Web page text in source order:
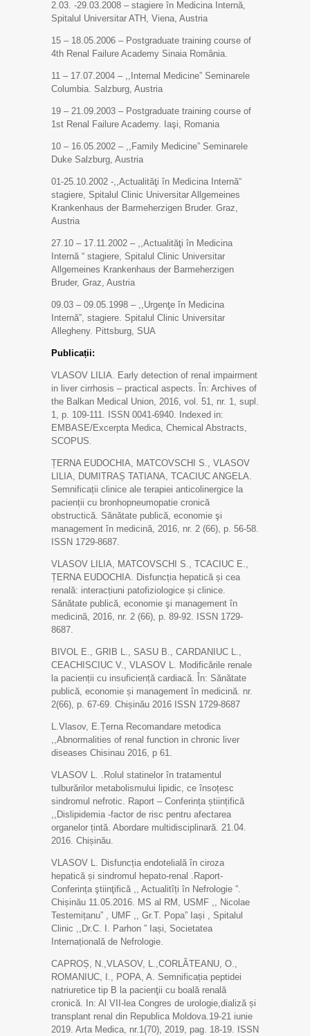
2.03. -29.03.2008 – stagiere în Medicina Internă,
Spitalul Universitar ATH, Viena, Austria
15 – 18.05.2006 – Postgraduate training course of
4th Renal Failure Academy Sinaia România.
11 – 17.07.2004 – ,,Internal Medicine” Seminarele
Columbia. Salzburg, Austria
19 – 21.09.2003 – Postgraduate training course of
1st Renal Failure Academy. Iaşi, Romania
10 – 16.05.2002 – ,,Family Medicine” Seminarele
Duke Salzburg, Austria
01-25.10.2002 -,,Actualităţi în Medicina Internă“
stagiere, Spitalul Clinic Universitar Allgemeines
Krankenhaus der Barmeherzigen Bruder. Graz,
Austria
27.10 – 17.11.2002 – ,,Actualităţi în Medicina
Internă “ stagiere, Spitalul Clinic Universitar
Allgemeines Krankenhaus der Barmeherzigen
Bruder, Graz, Austria
09.03 – 09.05.1998 – ,,Urgenţe în Medicina
Internă”, stagiere. Spitalul Clinic Universitar
Allegheny. Pittsburg, SUA
Publicații:
VLASOV LILIA. Early detection of renal impairment
in liver cirrhosis – practical aspects. În: Archives of
the Balkan Medical Union, 2016, vol. 51, nr. 1, supl.
1, p. 109-111. ISSN 0041-6940. Indexed in:
EMBASE/Excerpta Medica, Chemical Abstracts,
SCOPUS.
ȚERNA EUDOCHIA, MATCOVSCHI S., VLASOV
LILIA, DUMITRAȘ TATIANA, TCACIUC ANGELA.
Semnificații clinice ale terapiei anticolinergice la
pacienții cu bronhopneumopatie cronică
obstructică. Sănătate publică, economie şi
management în medicină, 2016, nr. 2 (66), p. 56-58.
ISSN 1729-8687.
VLASOV LILIA, MATCOVSCHI S., TCACIUC E.,
ȚERNA EUDOCHIA. Disfuncția hepatică și cea
renală: interacțiuni patofiziologice și clinice.
Sănătate publică, economie şi management în
medicină, 2016, nr. 2 (66), p. 89-92. ISSN 1729-
8687.
BIVOL E., GRIB L., SASU B., CARDANIUC L.,
CEACHISCIUC V., VLASOV L. Modificările renale
la pacienții cu insuficiență cardiacă. În: Sănătate
publică, economie și management în medicină. nr.
2(66), p. 67-69. Chișinău 2016 ISSN 1729-8687
L.Vlasov, E.Țerna Recomandare metodica
,,Abnormalities of renal function in chronic liver
diseases Chisinau 2016, p 61.
VLASOV L. .Rolul statinelor în tratamentul
tulburărilor metabolismului lipidic, ce însoțesc
sindromul nefrotic. Raport – Conferința științifică
,,Dislipidemia -factor de risc pentru afectarea
organelor țintă. Abordare multidisciplinară. 21.04.
2016. Chișinău.
VLASOV L. Disfuncția endotelială în ciroza
hepatică și sindromul hepato-renal .Raport-
Conferința ştiinţifică ,, Actualitîți în Nefrologie ”.
Chișinău 11.05.2016. MS al RM, USMF ,, Nicolae
Testemițanu” , UMF ,, Gr.T. Popa” Iași , Spitalul
Clinic ,,Dr.C. I. Parhon ” Iași, Societatea
Internațională de Nefrologie.
CAPROȘ, N.,VLASOV, L.,CORLĂTEANU, O.,
ROMANIUC, I., POPA, A. Semnificația peptidei
natriuretice tip B la pacienţii cu boală renală
cronică. In: Al VII-lea Congres de urologie,dializă și
transplant renal din Republica Moldova.19-21 iunie
2019. Arta Medica, nr.1(70), 2019, pag. 18-19. ISSN